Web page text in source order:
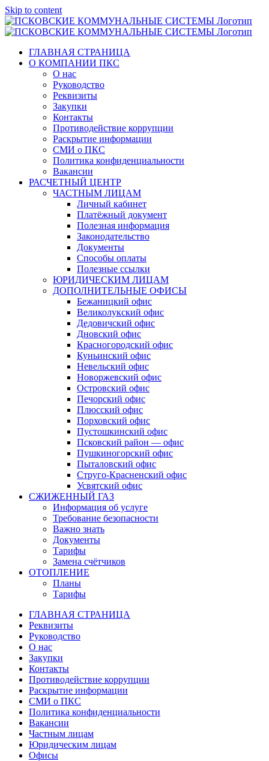
Skip to content
ГЛАВНАЯ СТРАНИЦА
О КОМПАНИИ ПКС
О нас
Руководство
Реквизиты
Закупки
Контакты
Противодействие коррупции
Раскрытие информации
СМИ о ПКС
Политика конфиденциальности
Вакансии
РАСЧЕТНЫЙ ЦЕНТР
ЧАСТНЫМ ЛИЦАМ
Личный кабинет
Платёжный документ
Полезная информация
Законодательство
Документы
Способы оплаты
Полезные ссылки
ЮРИДИЧЕСКИМ ЛИЦАМ
ДОПОЛНИТЕЛЬНЫЕ ОФИСЫ
Бежаницкий офис
Великолукский офис
Дедовичский офис
Дновский офис
Красногородский офис
Куньинский офис
Невельский офис
Новоржевский офис
Островский офис
Печорский офис
Плюсский офис
Порховский офис
Пустошкинский офис
Псковский район — офис
Пушкиногорский офис
Пыталовский офис
Струго-Красненский офис
Усвятский офис
СЖИЖЕННЫЙ ГАЗ
Информация об услуге
Требование безопасности
Важно знать
Документы
Тарифы
Замена счётчиков
ОТОПЛЕНИЕ
Планы
Тарифы
ГЛАВНАЯ СТРАНИЦА
Реквизиты
Руководство
О нас
Закупки
Контакты
Противодействие коррупции
Раскрытие информации
СМИ о ПКС
Политика конфиденциальности
Вакансии
Частным лицам
Юридическим лицам
Офисы